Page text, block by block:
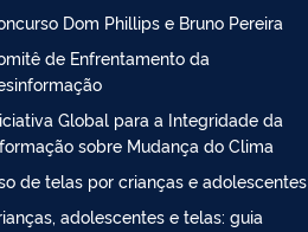
Dom Phillips e Bruno Pereira
de Enfrentamento da
Global para a Integridade da
sobre Mudança do Clima
de telas por crianças e adolescentes
adolescentes e telas: guia